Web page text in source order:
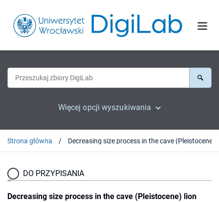
Więcej opcji wyszukiwania
Strona główna
DO PRZYPISANIA
Decreasing size process in the cave (Pleistocene) lion